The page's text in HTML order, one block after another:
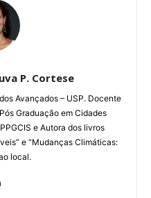
P. Cortese
Avançados – USP. Docente
Graduação em Cidades
e Autora dos livros
e “Mudanças Climáticas:
local.